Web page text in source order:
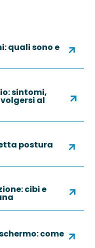
quali sono e
sintomi,
al
postura
cibi e
come